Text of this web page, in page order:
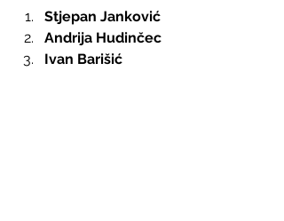
Stjepan Janković
Andrija Hudinčec
Ivan Barišić